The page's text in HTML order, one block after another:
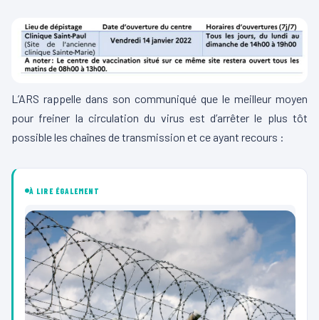
L’ARS rappelle dans son communiqué que le meilleur moyen
pour freiner la circulation du virus est d’arrêter le plus tôt
possible les chaînes de transmission et ce ayant recours :
À LIRE ÉGALEMENT